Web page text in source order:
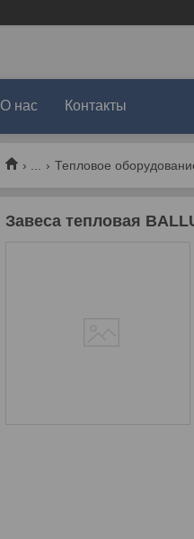
О нас Контакты
Тепловое
Завеса тепловая